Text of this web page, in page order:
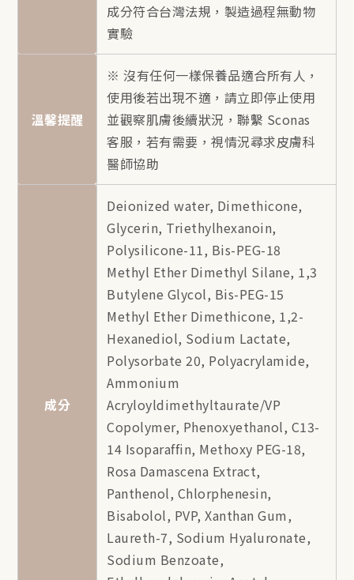
成分符合台灣法規，製造過程無動物
實驗
溫馨提醒
※ 沒有任何一樣保養品適合所有人，
使用後若出現不適，請立即停止使用
並觀察肌膚後續狀況，聯繫 Sconas
客服，若有需要，視情況尋求皮膚科
醫師協助
成分
Deionized water, Dimethicone,
Glycerin, Triethylhexanoin,
Polysilicone-11, Bis-PEG-18
Methyl Ether Dimethyl Silane, 1,3
Butylene Glycol, Bis-PEG-15
Methyl Ether Dimethicone, 1,2-
Hexanediol, Sodium Lactate,
Polysorbate 20, Polyacrylamide,
Ammonium
Acryloyldimethyltaurate/VP
Copolymer, Phenoxyethanol, C13-
14 Isoparaffin, Methoxy PEG-18,
Rosa Damascena Extract,
Panthenol, Chlorphenesin,
Bisabolol, PVP, Xanthan Gum,
Laureth-7, Sodium Hyaluronate,
Sodium Benzoate,